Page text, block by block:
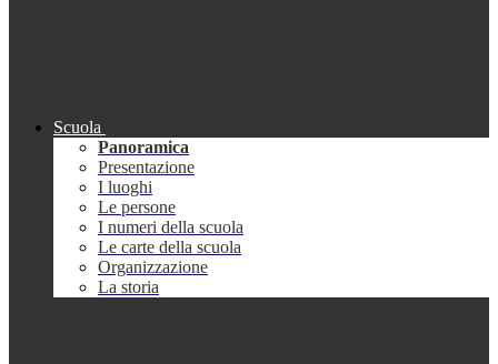
Scuola
Panoramica
Presentazione
I luoghi
Le persone
I numeri della scuola
Le carte della scuola
Organizzazione
La storia